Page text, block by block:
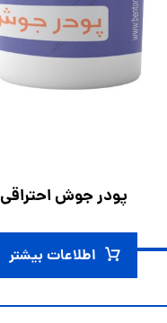
پودر جوش احتراقی
اطلاعات بیشتر